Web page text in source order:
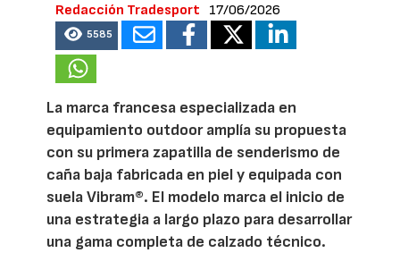
Redacción Tradesport 17/06/2026
5585
La marca francesa especializada en
equipamiento outdoor amplía su propuesta
con su primera zapatilla de senderismo de
caña baja fabricada en piel y equipada con
suela Vibram®. El modelo marca el inicio de
una estrategia a largo plazo para desarrollar
una gama completa de calzado técnico.